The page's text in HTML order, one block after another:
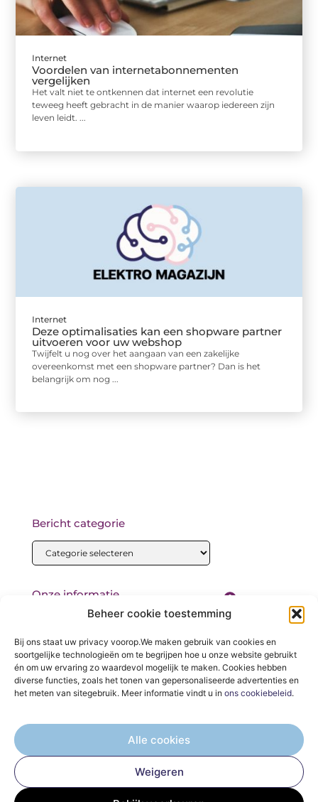
Beheer cookie toestemming
Bij ons staat uw privacy voorop.We maken gebruik van cookies en
soortgelijke technologieën om te begrijpen hoe u onze website gebruikt
én om uw ervaring zo waardevol mogelijk te maken. Cookies hebben
diverse functies, zoals het tonen van gepersonaliseerde advertenties en
het meten van sitegebruik. Meer informatie vindt u in ons cookiebeleid.
Alle cookies
Weigeren
Internet
Voordelen van internetabonnementen
vergelijken
Het valt niet te ontkennen dat internet een revolutie
teweeg heeft gebracht in de manier waarop iedereen zijn
leven leidt. ...
Internet
Deze optimalisaties kan een shopware partner
uitvoeren voor uw webshop
Twijfelt u nog over het aangaan van een zakelijke
overeenkomst met een shopware partner? Dan is het
belangrijk om nog ...
— Ontdek inspirerende verhalen, praktische tips en waardevolle
Onze informatie
Bericht categorie